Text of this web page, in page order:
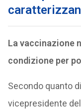
La vaccinazione
condizione per
Secondo quanto
vicepresidente